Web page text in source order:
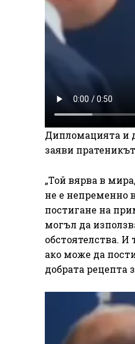
Дипломацията и
заяви
„Той вярва в
не е непременно
постигане на
могъл да
обстоятелства.
ако може да
добрата рецепта